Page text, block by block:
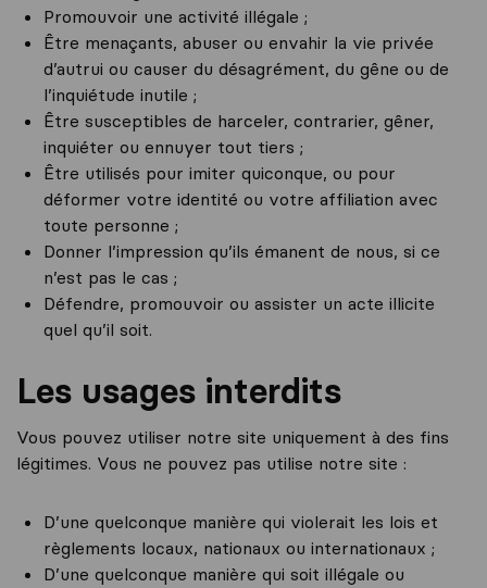
Promouvoir une activité illégale ;
Être menaçants, abuser ou envahir la vie privée
d’autrui ou causer du désagrément, du gêne ou de
l’inquiétude inutile ;
Être susceptibles de harceler, contrarier, gêner,
inquiéter ou ennuyer tout tiers ;
Être utilisés pour imiter quiconque, ou pour
déformer votre identité ou votre affiliation avec
toute personne ;
Donner l’impression qu’ils émanent de nous, si ce
n’est pas le cas ;
Défendre, promouvoir ou assister un acte illicite
quel qu’il soit.
Les usages interdits
Vous pouvez utiliser notre site uniquement à des fins
légitimes. Vous ne pouvez pas utilise notre site :
D’une quelconque manière qui violerait les lois et
règlements locaux, nationaux ou internationaux ;
D’une quelconque manière qui soit illégale ou